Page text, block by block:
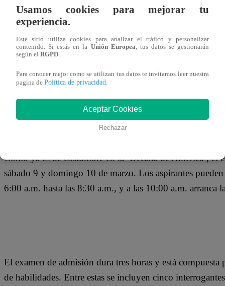
Redacción Latina
Decenas de postulantes llegaron tarde para rendir el
Mayor de San Marcos (UNMSM). Ellos se agruparon
permita el ingreso, aduciendo que este aún no había
Como ya es de costumbre en la ‘Decana de América’, el
sábado 9 y domingo 10 de marzo. Los aspirantes pueden
6:00 a.m. hasta las 8:30 a.m., y a las 10:00 a.m. arranca
El examen de admisión dura tres horas y está
de habilidades. Entre estas se incluyen cinco
Usamos cookies para mejorar tu
experiencia.
Este sitio utiliza cookies para analizar el tráfico y personalizar
contenido. Si estás en la Unión Europea , tus datos se gestionarán
según el RGPD
Para conocer mejor como se utilizan tus datos te invitamos leer nuestra
pagina de Política de privacidad
Aceptar Cookies
Rechazar